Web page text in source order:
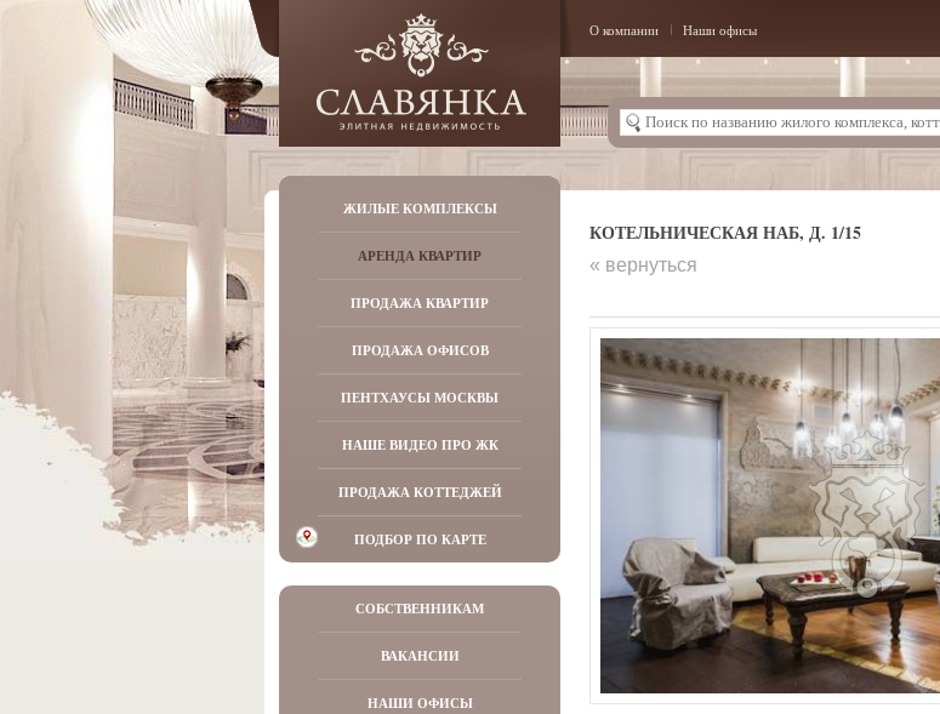
О компании Наши офисы
ЖИЛЫЕ КОМПЛЕКСЫ
АРЕНДА КВАРТИР
ПРОДАЖА КВАРТИР
ПРОДАЖА ОФИСОВ
ПЕНТХАУСЫ МОСКВЫ
НАШЕ ВИДЕО ПРО ЖК
ПРОДАЖА КОТТЕДЖЕЙ
ПОДБОР ПО КАРТЕ
СОБСТВЕННИКАМ
ВАКАНСИИ
НАШИ ОФИСЫ
КОТЕЛЬНИЧЕСКАЯ НАБ, Д. 1/15
« вернуться